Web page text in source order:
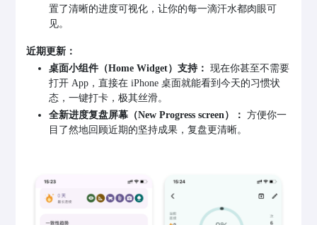
置了清晰的进度可视化，让你的每一滴汗水都肉眼可
见。
近期更新：
桌面小组件（Home Widget）支持： 现在你甚至不需要
打开 App，直接在 iPhone 桌面就能看到今天的习惯状
态，一键打卡，极其丝滑。
全新进度复盘屏幕（New Progress screen）： 方便你一
目了然地回顾近期的坚持成果，复盘更清晰。